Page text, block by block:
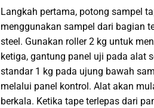
Langkah pertama, potong sampel
menggunakan sampel dari bagian
steel. Gunakan roller 2 kg untuk
ketiga, gantung panel uji pada alat
standar 1 kg pada ujung bawah
melalui panel kontrol. Alat akan
berkala. Ketika tape terlepas dari